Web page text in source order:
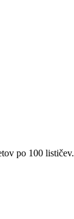
po 100 lističev.